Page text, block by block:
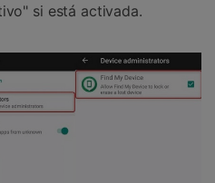
si está activada.